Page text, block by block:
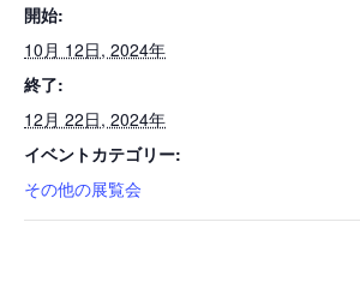
開始:
10月 12日, 2024年
終了:
12月 22日, 2024年
イベントカテゴリー:
その他の展覧会